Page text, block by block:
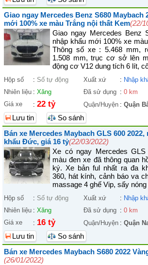
Giao ngay Mercedes Benz S680 Maybach
mới 100% xe màu Trắng nội thất Kem(22/
Giao ngay Mercedes Benz
nhập khẩu mới 100% xe
Thông số xe : 5.468 mm,
1.508 mm, trục cơ sở lên
động cơ V12 dung tích 6 lít,
Hộp số : Số tự động Xuất xứ : Nhập
Nhiên liệu : Xăng Đã sử dụng : 0 km
Giá xe
: 22 tỷ Quận/Huyện : Quận
Lưu tin
So sánh
Bán xe Mercedes Maybach GLS 600
khẩu Đức, giá 16 tỷ(22/03/2022)
Xe có ngay Mercedes
màu đen xe đã thông quan
ký. Xe bản ful nhất ra đa
360, hát kính, cảnh báo va
massage 4 ghế Vip, sấy nóng
Hộp số : Số tự động Xuất xứ : Nhập
Nhiên liệu : Xăng Đã sử dụng : 0 km
Giá xe
: 16 tỷ Quận/Huyện : Quận
Lưu tin
So sánh
Bán xe Mercedes Maybach S680 2022
(26/01/2022)